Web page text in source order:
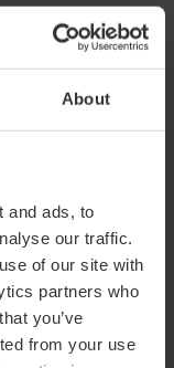
About
and ads, to
our traffic.
of our site with
partners who
you’ve
from your use
V, 50 Hz,
(tipo C o F).
necesitarán
ser
en países
Para